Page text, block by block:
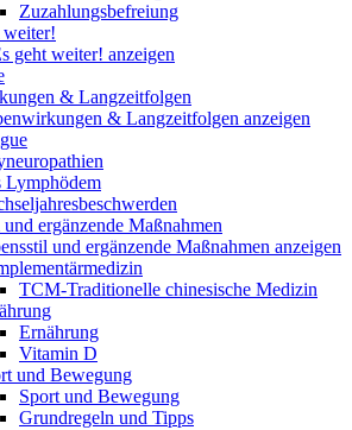
Zuzahlungsbefreiung
weiter!
geht weiter! anzeigen
& Langzeitfolgen
& Langzeitfolgen anzeigen
Lymphödem
ergänzende Maßnahmen
und ergänzende Maßnahmen anzeigen
TCM-Traditionelle chinesische Medizin
Ernährung
Vitamin D
und Bewegung
Sport und Bewegung
Grundregeln und Tipps